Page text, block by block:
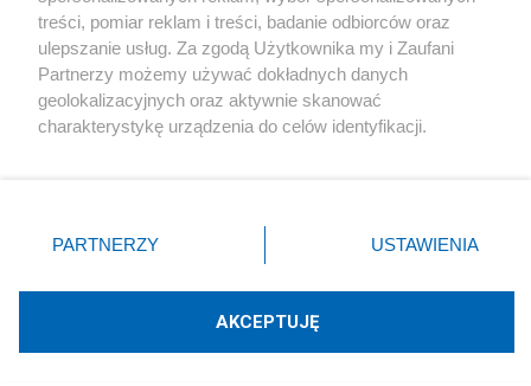
X Facebook Instagram Youtube
Technologię dostarcza:W3media.pl
treści, pomiar reklam i treści, badanie odbiorców oraz
ulepszanie usług. Za zgodą Użytkownika my i Zaufani
Partnerzy możemy używać dokładnych danych
geolokalizacyjnych oraz aktywnie skanować
charakterystykę urządzenia do celów identyfikacji.
zmienić/wycofać klikając przycisk ustawień prywatności
znajdujący się w lewym dolnym rogu strony
rodzaje przetwarzania danych nie wymagają zgody
użytkownika, ale masz prawo sprzeciwić się takiemu
PARTNERZY USTAWIENIA
AKCEPTUJĘ